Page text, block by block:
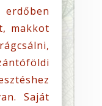
erdőben
makkot
Saját